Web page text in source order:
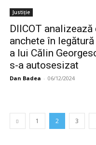
Justiție
DIICOT
anchete în
a lui Călin
s-a autosesizat
Dan Badea - 06/12/2024
1 2 3